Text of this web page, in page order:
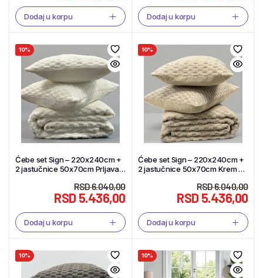
Dodaj u korpu Dodaj u korpu
10%
Ćebe set Sign – 220x240cm +
2 jastučnice 50x70cm Prljava
RSD6.040,00
RSD5.436,00
Dodaj u korpu
10%
Ćebe set Sign – 220x240cm +
2 jastučnice 50x70cm Krem –
RSD6.040,00
RSD5.436,00
Dodaj u korpu
10% 10%